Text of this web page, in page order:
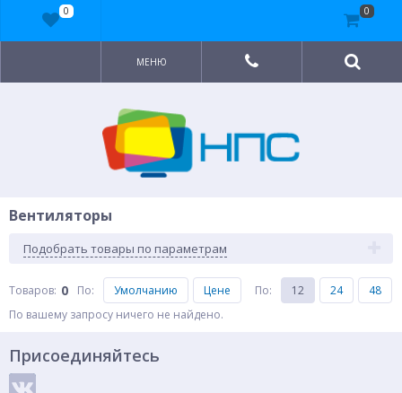
МЕНЮ
Вентиляторы
Подобрать товары по параметрам
Товаров: 0 По: Умолчанию Цене По: 12 24
48
По вашему запросу ничего не найдено.
Присоединяйтесь
0 0